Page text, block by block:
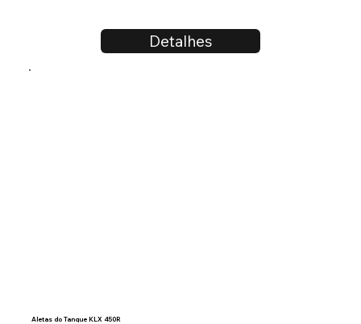
Detalhes
Aletas do Tanque KLX 450R